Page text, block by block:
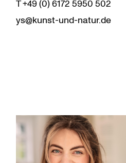
T +49 (0) 6172 5950 502
ys@kunst-und-natur.de